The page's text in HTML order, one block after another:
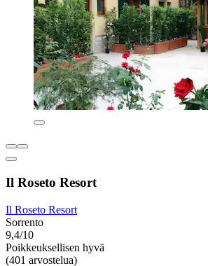
Il Roseto Resort
Il Roseto Resort
Sorrento
9,4/10
Poikkeuksellisen hyvä
(401 arvostelua)